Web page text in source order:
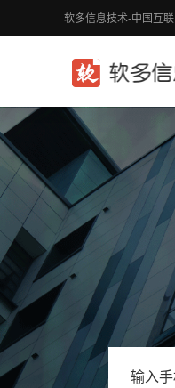
软多信息技术-中国互联
输入